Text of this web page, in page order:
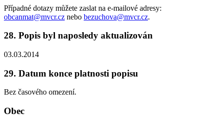
Případné dotazy můžete zaslat na e-mailové adresy:
obcanmat@mvcr.cz nebo bezuchova@mvcr.cz.
28. Popis byl naposledy aktualizován
03.03.2014
29. Datum konce platnosti popisu
Bez časového omezení.
Obec